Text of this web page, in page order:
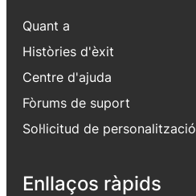
Quant a
Històries d'èxit
Centre d'ajuda
Fòrums de suport
Sol·licitud de personalització
Enllaços ràpids